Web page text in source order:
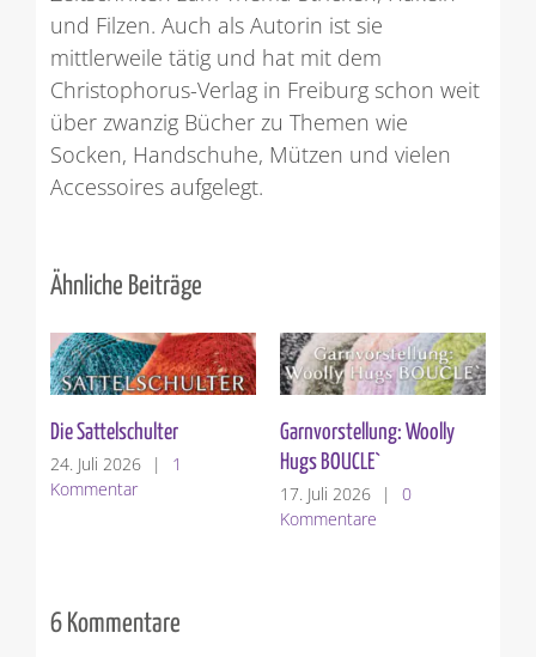
und Filzen. Auch als Autorin ist sie
mittlerweile tätig und hat mit dem
Christophorus-Verlag in Freiburg schon weit
über zwanzig Bücher zu Themen wie
Socken, Handschuhe, Mützen und vielen
Accessoires aufgelegt.
Ähnliche Beiträge
Die Sattelschulter
24. Juli 2026
|
1
Kommentar
Garnvorstellung: Woolly
Hugs BOUCLE`
17. Juli 2026
|
0
Kommentare
6 Kommentare